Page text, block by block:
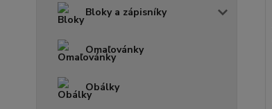
Bloky a zápisníky
Omaľovánky
Obálky